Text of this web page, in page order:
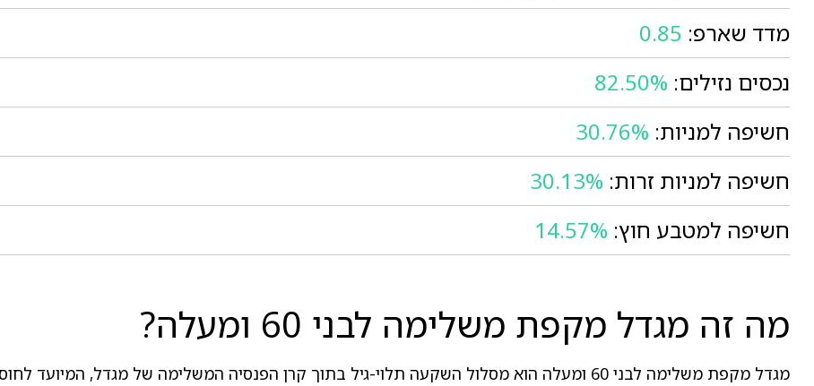
מדד שארפ: 0.85
נכסים נזילים: 82.50%
חשיפה למניות: 30.76%
חשיפה למניות זרות: 30.13%
חשיפה למטבע חוץ: 14.57%
מה זה מגדל מקפת משלימה לבני 60 ומעלה?